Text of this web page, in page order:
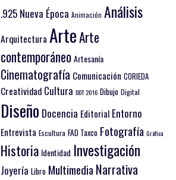
.925 Nueva Época Animación Análisis
Arquitectura ArteArte
contemporáneoArtesanía
Cinematografía Comunicación CORIEDA
Creatividad Cultura DDT 2016 Dibujo Digital
Diseño Docencia Editorial Entorno
Entrevista Escultura FAD Taxco Fotografía Gráfica
Historia Identidad Investigación
Joyería Libro Multimedia Narrativa